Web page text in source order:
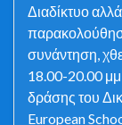
Διαδίκτυο
συνάντηση,
18.00-20.00 μμ
δράσης του
European